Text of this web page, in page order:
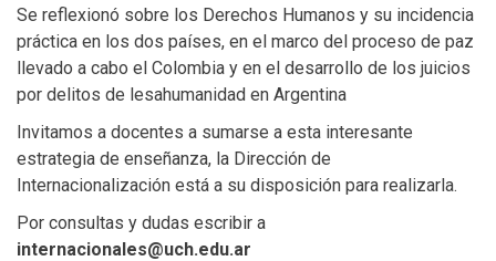
Se reflexionó sobre los Derechos Humanos y su incidencia
práctica en los dos países, en el marco del proceso de paz
llevado a cabo el Colombia y en el desarrollo de los juicios
por delitos de lesahumanidad en Argentina
Invitamos a docentes a sumarse a esta interesante
estrategia de enseñanza, la Dirección de
Internacionalización está a su disposición para realizarla.
Por consultas y dudas escribir a
internacionales@uch.edu.ar